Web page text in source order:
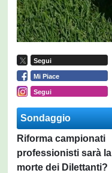
Segui
Mi Piace
Segui
Sondaggio
Riforma campionati
professionisti sarà la
morte dei Dilettanti?